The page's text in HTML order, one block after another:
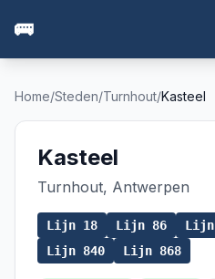
🚌
Home/Steden/Turnhout/Kasteel
Kasteel
Turnhout, Antwerpen
Lijn 18 Lijn 86 Lijn
Lijn 840 Lijn 868